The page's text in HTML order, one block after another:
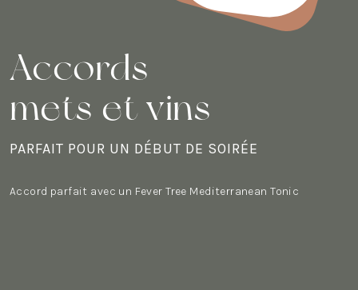
Accords
mets et vins
PARFAIT POUR UN DÉBUT DE SOIRÉE
Accord parfait avec un Fever Tree Mediterranean Tonic